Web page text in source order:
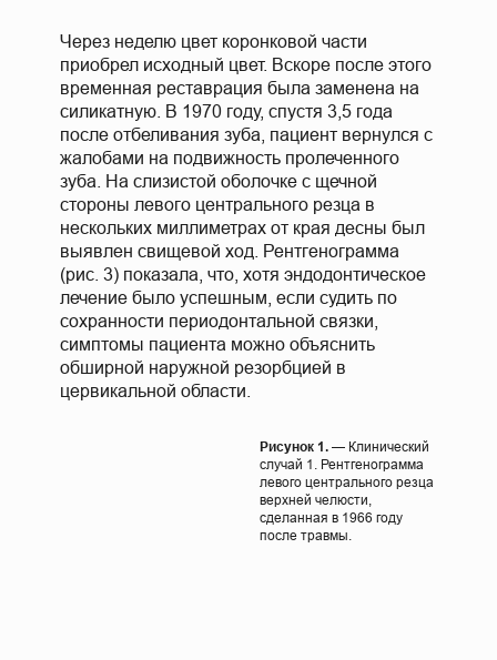
Через неделю цвет коронковой части
приобрел исходный цвет. Вскоре после этого
временная реставрация была заменена на
силикатную. В 1970 году, спустя 3,5 года
после отбеливания зуба, пациент вернулся с
жалобами на подвижность пролеченного
зуба. На слизистой оболочке с щечной
стороны левого центрального резца в
нескольких миллиметрах от края десны был
выявлен свищевой ход. Рентгенограмма
(рис. 3) показала, что, хотя эндодонтическое
лечение было успешным, если судить по
сохранности периодонтальной связки,
симптомы пациента можно объяснить
обширной наружной резорбцией в
цервикальной области.
Рисунок 1. — Клинический
случай 1. Рентгенограмма
левого центрального резца
верхней челюсти,
сделанная в 1966 году
после травмы.